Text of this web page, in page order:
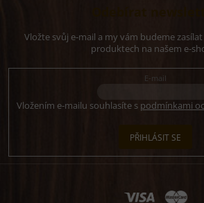
Vložte svůj e-mail a my vám budeme
produktech na našem e-
E-mail
Vložením e-mailu souhlasíte s podmínkami
PŘIHLÁSIT SE